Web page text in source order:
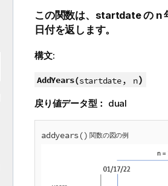
この関数は、 startdateの n
日付を返します。
構文:
AddYears(startdate, n)
戻り値データ型： dual
addyears() 関数の図の例